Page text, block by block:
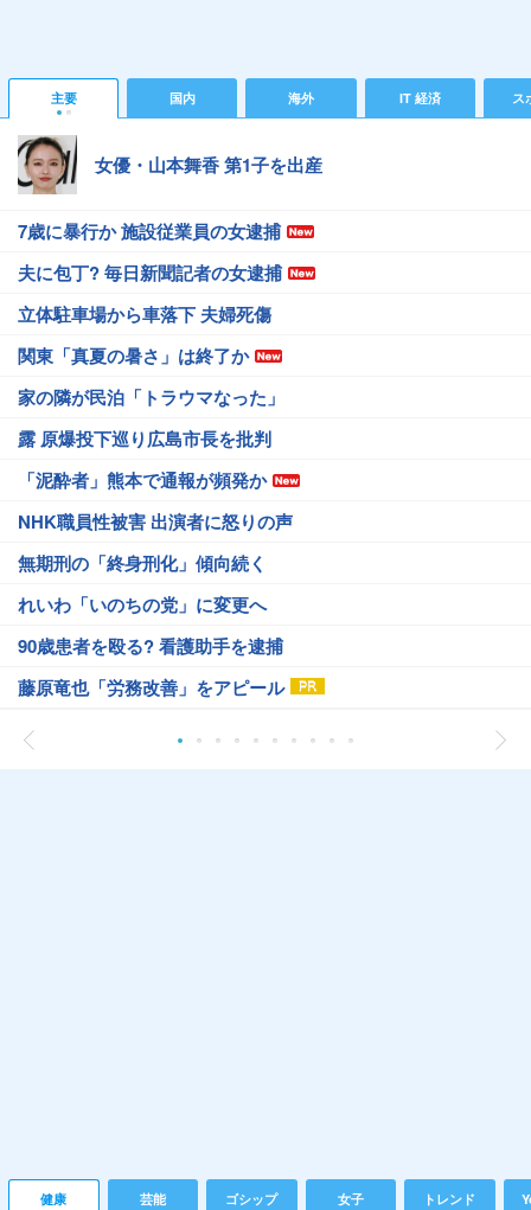
主要 国内 海外 IT 経済 ス
女優・山本舞香 第1子を出産
7歳に暴行か 施設従業員の女逮捕
夫に包丁? 毎日新聞記者の女逮捕
立体駐車場から車落下 夫婦死傷
関東「真夏の暑さ」は終了か
家の隣が民泊「トラウマなった」
露 原爆投下巡り広島市長を批判
「泥酔者」熊本で通報が頻発か
NHK職員性被害 出演者に怒りの声
無期刑の「終身刑化」傾向続く
れいわ「いのちの党」に変更へ
90歳患者を殴る? 看護助手を逮捕
藤原竜也「労務改善」をアピール
健康 芸能 ゴシップ 女子 トレンド